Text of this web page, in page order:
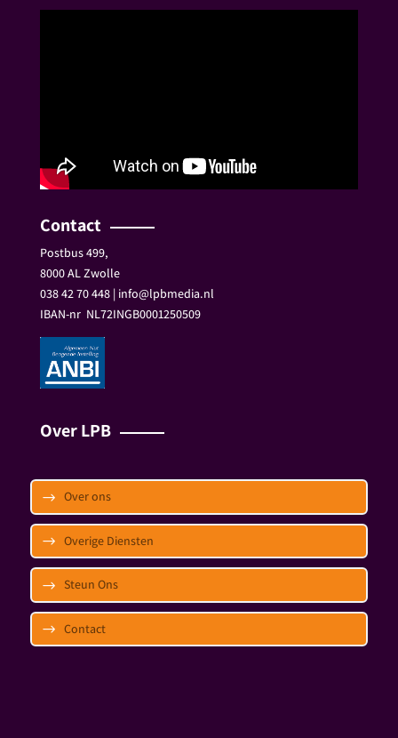
Contact
Postbus 499,
8000 AL Zwolle
038 42 70 448 | info@lpbmedia.nl
IBAN-nr NL72INGB0001250509
Over LPB
Over ons
Overige Diensten
Steun Ons
Contact